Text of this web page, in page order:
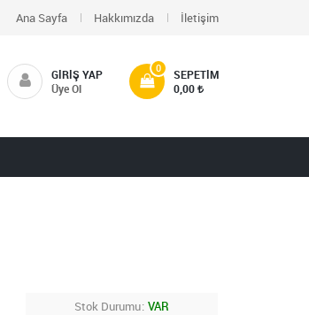
Ana Sayfa Hakkımızda İletişim
SEPETIM
0
0,00
GIRIŞ YAP
Üye Ol
Stok Durumu VAR